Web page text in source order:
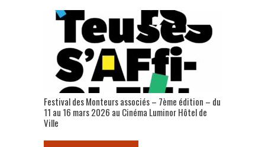
Festival des Monteurs associés – 7ème édition – du
11 au 16 mars 2026 au Cinéma Luminor Hôtel de
Ville